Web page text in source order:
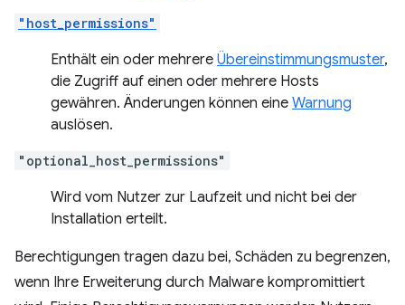
"host_permissions"
Enthält ein oder mehrere Übereinstimmungsmuster,
die Zugriff auf einen oder mehrere Hosts
gewähren. Änderungen können eine Warnung
auslösen.
"optional_host_permissions"
Wird vom Nutzer zur Laufzeit und nicht bei der
Installation erteilt.
Berechtigungen tragen dazu bei, Schäden zu begrenzen,
wenn Ihre Erweiterung durch Malware kompromittiert